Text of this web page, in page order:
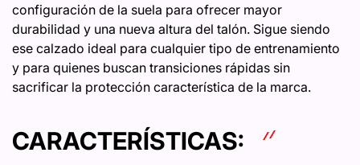
configuración de la suela para ofrecer mayor
durabilidad y una nueva altura del talón. Sigue siendo
ese calzado ideal para cualquier tipo de entrenamiento
y para quienes buscan transiciones rápidas sin
sacrificar la protección característica de la marca.
CARACTERÍSTICAS: